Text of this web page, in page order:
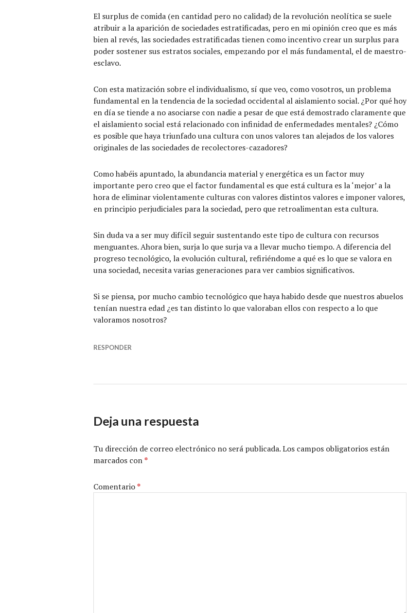
El surplus de comida (en cantidad pero no calidad) de la revolución neolítica se suele
atribuir a la aparición de sociedades estratificadas, pero en mi opinión creo que es más
bien al revés, las sociedades estratificadas tienen como incentivo crear un surplus para
poder sostener sus estratos sociales, empezando por el más fundamental, el de maestro-
esclavo.
Con esta matización sobre el individualismo, sí que veo, como vosotros, un problema
fundamental en la tendencia de la sociedad occidental al aislamiento social. ¿Por qué hoy
en día se tiende a no asociarse con nadie a pesar de que está demostrado claramente que
el aislamiento social está relacionado con infinidad de enfermedades mentales? ¿Cómo
es posible que haya triunfado una cultura con unos valores tan alejados de los valores
originales de las sociedades de recolectores-cazadores?
Como habéis apuntado, la abundancia material y energética es un factor muy
importante pero creo que el factor fundamental es que está cultura es la ‘mejor’ a la
hora de eliminar violentamente culturas con valores distintos valores e imponer valores,
en principio perjudiciales para la sociedad, pero que retroalimentan esta cultura.
Sin duda va a ser muy difícil seguir sustentando este tipo de cultura con recursos
menguantes. Ahora bien, surja lo que surja va a llevar mucho tiempo. A diferencia del
progreso tecnológico, la evolución cultural, refiriéndome a qué es lo que se valora en
una sociedad, necesita varias generaciones para ver cambios significativos.
Si se piensa, por mucho cambio tecnológico que haya habido desde que nuestros abuelos
tenían nuestra edad ¿es tan distinto lo que valoraban ellos con respecto a lo que
valoramos nosotros?
RESPONDER
Deja una respuesta
Tu dirección de correo electrónico no será publicada.Los campos obligatorios están
marcados con*
Comentario*